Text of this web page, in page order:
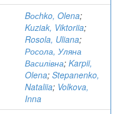
Bосhko, Olena;
Kuziak, Viktoriia;
Rosola, Uliana;
Росола, Уляна
Василівна; Karpii,
Olena; Stepanenko,
Nataliia; Volkova,
Inna